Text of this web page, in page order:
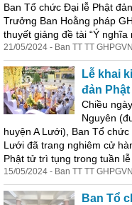
Ban Tổ chức Đại lễ Phật
Trưởng Ban Hoằng pháp
thuyết giảng đề tài “Ý nghĩa
21/05/2024 - Ban TT TT
Lễ khai
đản
Chiều
Nguyên
huyện A Lưới), Ban Tổ
Lưới đã trang nghiêm cử
Phật tử trì tụng trong tuần lễ
15/05/2024 - Ban TT TT
Ban Tổ